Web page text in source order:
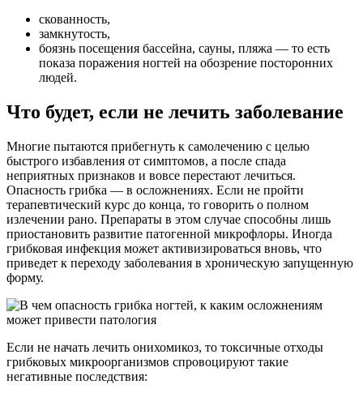
скованность,
замкнутость,
боязнь посещения бассейна, сауны, пляжа — то есть
показа поражения ногтей на обозрение посторонних
людей.
Что будет, если не лечить заболевание
Многие пытаются прибегнуть к самолечению с целью
быстрого избавления от симптомов, а после спада
неприятных признаков и вовсе перестают лечиться.
Опасность грибка — в осложнениях. Если не пройти
терапевтический курс до конца, то говорить о полном
излечении рано. Препараты в этом случае способны лишь
приостановить развитие патогенной микрофлоры. Иногда
грибковая инфекция может активизироваться вновь, что
приведет к переходу заболевания в хроническую запущенную
форму.
Если не начать лечить онихомикоз, то токсичные отходы
грибковых микроорганизмов спровоцируют такие
негативные последствия: